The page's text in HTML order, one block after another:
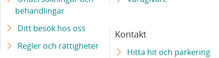
behandlingar
Ditt besök hos oss
Regler och rättigheter
Kontakt
Hitta hit och parkering